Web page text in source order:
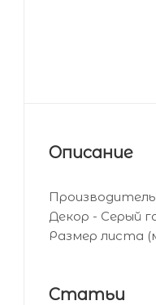
Описание
Декор - Серый
Размер листа
Статьи